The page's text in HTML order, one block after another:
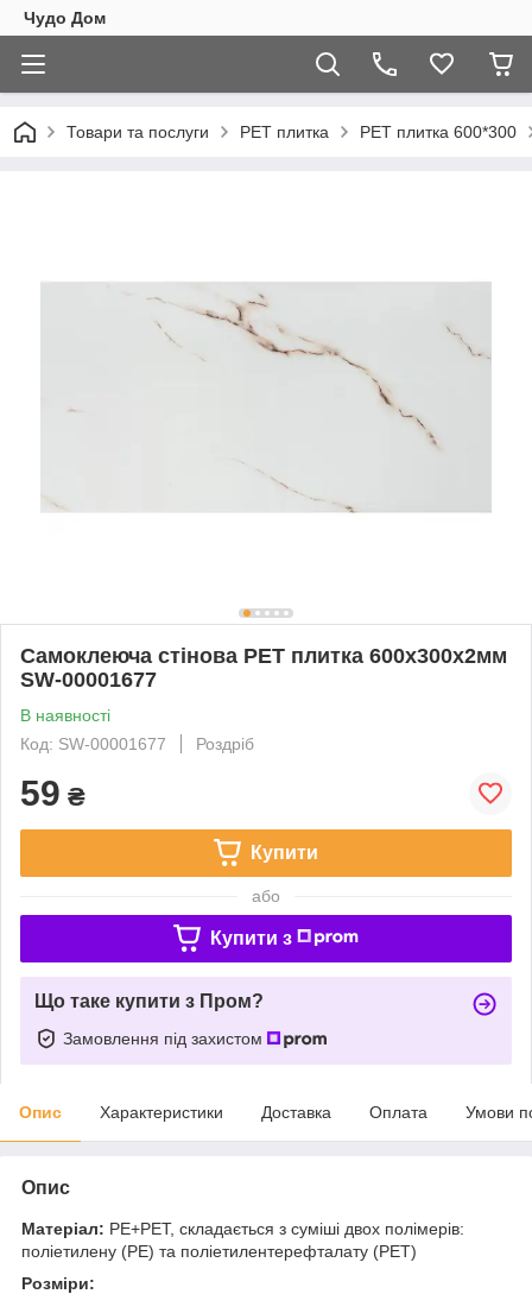
Чудо Дом
Товари та послуги PET плитка PET плитка 600*300
Самоклеюча стінова PET плитка 600х300х2мм
SW-00001677
В наявності
Код: SW-00001677
Роздріб
59 ₴
Купити
або
Купити з
Що таке купити з Пром?
Замовлення під захистом
Опис Характеристики Доставка Оплата Умови
Опис
Матеріал: PE+PET, складається з суміші двох полімерів:
поліетилену (PE) та поліетилентерефталату (PET)
Розміри: